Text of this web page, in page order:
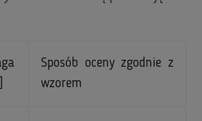
Sposób oceny zgodnie z
wzorem